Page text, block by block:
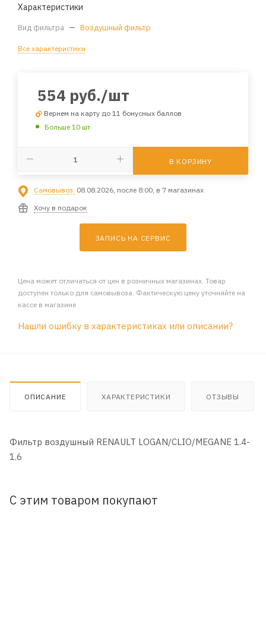
Характеристики
Вид фильтра — Воздушный фильтр
Все характеристики
554 руб./шт
Вернем на карту до 11 бонусных баллов
Больше 10 шт
В КОРЗИНУ
Самовывоз: 08.08.2026, после 8:00, в 7 магазинах
Хочу в подарок
ЗАПИСЬ НА СЕРВИС
Цена может отличаться от цен в розничных магазинах. Товар
доступен только для самовывоза. Фактическую цену уточняйте на
кассе в магазине
Нашли ошибку в характеристиках или описании?
ОПИСАНИЕ ХАРАКТЕРИСТИКИ ОТЗЫВЫ
Фильтр воздушный RENAULT LOGAN/CLIO/MEGANE 1.4-
1.6
С этим товаром покупают